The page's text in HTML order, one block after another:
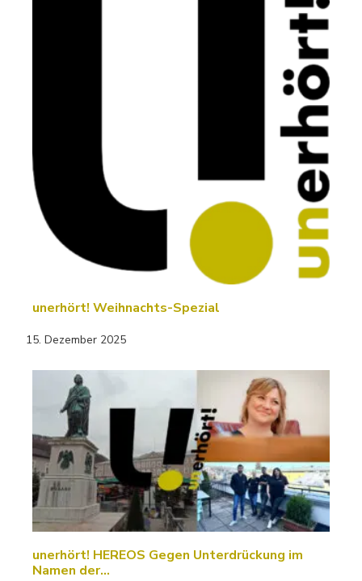
unerhört! Weihnachts-Spezial
15. Dezember 2025
unerhört! HEREOS Gegen Unterdrückung im
Namen der…